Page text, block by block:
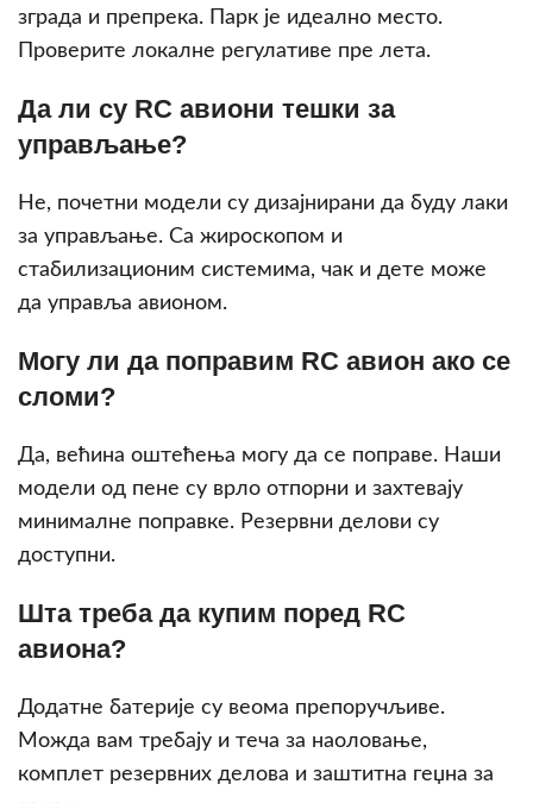
зграда и препрека. Парк је идеално место.
Проверите локалне регулативе пре лета.
Да ли су RC авиони тешки за
управљање?
Не, почетни модели су дизајнирани да буду лаки
за управљање. Са жирoскопом и
стабилизационим системима, чак и дете може
да управља авионом.
Могу ли да поправим RC авион ако се
сломи?
Да, већина оштећења могу да се поправе. Наши
модели од пене су врло отпорни и захтевају
минималне поправке. Резервни делови су
доступни.
Шта треба да купим поред RC
авиона?
Додатне батерије су веома препоручљиве.
Можда вам требају и теча за наоловање,
комплет резервних делова и заштитна геџна за